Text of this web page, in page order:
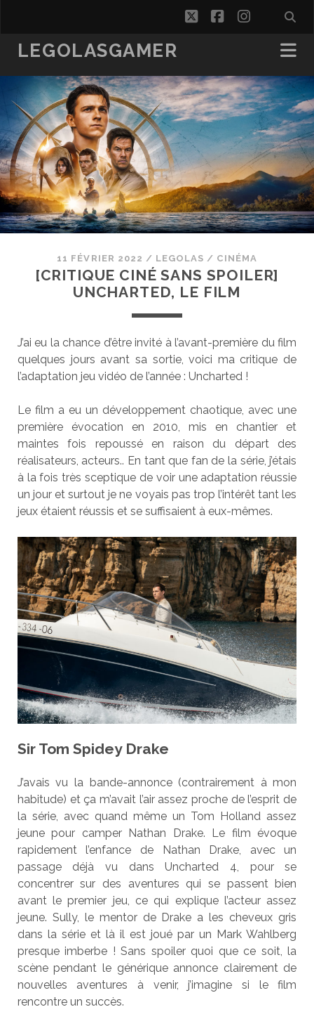
twitterfacebook
LEGOLASGAMER
11 FÉVRIER 2022 / LEGOLAS / CINÉMA
[CRITIQUE CINÉ SANS SPOILER]
UNCHARTED, LE FILM
J’ai eu la chance d’être invité à l’avant-première du film
quelques jours avant sa sortie, voici ma critique de
l’adaptation jeu vidéo de l’année : Uncharted !
Le film a eu un développement chaotique, avec une
première évocation en 2010, mis en chantier et
maintes fois repoussé en raison du départ des
réalisateurs, acteurs.. En tant que fan de la série, j’étais
à la fois très sceptique de voir une adaptation réussie
un jour et surtout je ne voyais pas trop l’intérêt tant les
jeux étaient réussis et se suffisaient à eux-mêmes.
Sir Tom Spidey Drake
J’avais vu la bande-annonce (contrairement à mon
habitude) et ça m’avait l’air assez proche de l’esprit de
la série, avec quand même un Tom Holland assez
jeune pour camper Nathan Drake. Le film évoque
rapidement l’enfance de Nathan Drake, avec un
passage déjà vu dans Uncharted 4, pour se
concentrer sur des aventures qui se passent bien
avant le premier jeu, ce qui explique l’acteur assez
jeune. Sully, le mentor de Drake a les cheveux gris
dans la série et là il est joué par un Mark Wahlberg
presque imberbe ! Sans spoiler quoi que ce soit, la
scène pendant le générique annonce clairement de
nouvelles aventures à venir, j’imagine si le film
rencontre un succès.